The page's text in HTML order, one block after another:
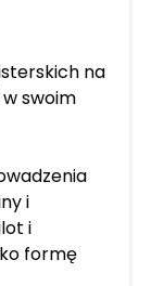
na
swoim
i
i
formę